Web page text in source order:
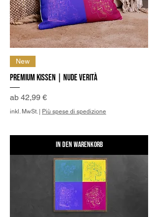
New
Premium Kissen | Nude Verità
ab 42,99 €
Sale-Preis
inkl. MwSt.| Più spese di spedizione
In den Warenkorb